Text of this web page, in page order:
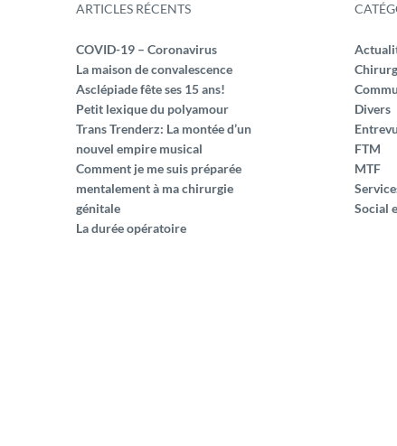
ARTICLES RÉCENTS
COVID-19 – Coronavirus
La maison de convalescence
Asclépiade fête ses 15 ans!
Petit lexique du polyamour
Trans Trenderz: La montée d’un
nouvel empire musical
Comment je me suis préparée
mentalement à ma chirurgie
génitale
La durée opératoire
Divers
FTM
MTF
Social